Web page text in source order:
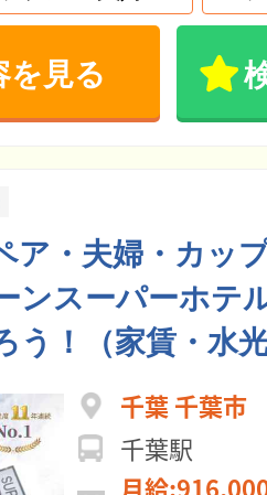
を見る
ア・夫婦・カッ
ンスーパーホテ
う！（家賃・水
千葉 千葉市
千葉駅
月給:916,000円 ～